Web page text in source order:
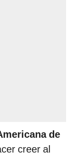
de
creer al